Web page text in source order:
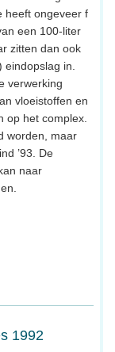
heeft ongeveer f
een 100-liter
zitten dan ook
in.
verwerking
vloeistoffen en
op het complex.
worden, maar
’93. De
naar
1992